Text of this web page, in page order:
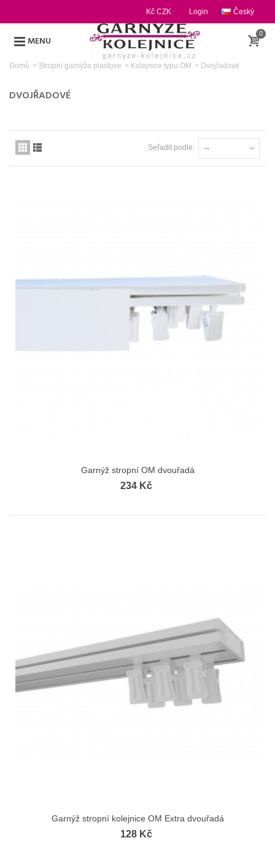
Český
Login
Kč CZK
MENU
0
Domů > Stropní garnýže plastove > Kolejnice typu OM > Dvojřadové
DVOJŘADOVÉ
Seřadit podle: --
Garnýž stropní OM dvouřadá
234 Kč
Garnýž stropní kolejnice OM Extra dvouřadá
128 Kč